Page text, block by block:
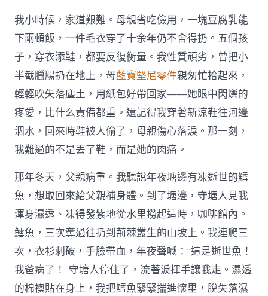
我小時候，家道艱難。母親省吃儉用，一塊豆腐乳能
下兩頓飯，一件毛衣穿了十余年仍不舍得扔。五個孩
子，穿衣添鞋，都要反復衡量。我性質頑劣，曾把小
半截臘腸扔在地上，母藍寶堅尼零件親匆忙拾起來，
輕輕吹失落塵土，用紙包好帶回家——她眼中閃爍的
疼愛，比什么責備都重。還記得我穿著新涼鞋往河邊
泅水，回來時鞋被人偷了，母親傷心落淚。那一刻，
我難過的不是丟了鞋，而是她的肉痛。
那年冬天，父親病重。我聽說年夜塘邊有凍逝世的鱈
魚，想取回來給父親補身體。到了塘邊，守塘人見我
渾身濕透、凍得發紫地從水里撈起這時，咖啡館內。
鱈魚，三次奪過往扔到荊棘叢生的山坡上。我連爬三
次，衣衫刺破，手臉帶血，年夜聲喊：“這是逝世魚！
我爸病了！”守塘人停住了，流著淚揮手讓我走。濕透
的棉襖貼在身上，我把鱈魚緊緊揣進懷里，脫失落濕